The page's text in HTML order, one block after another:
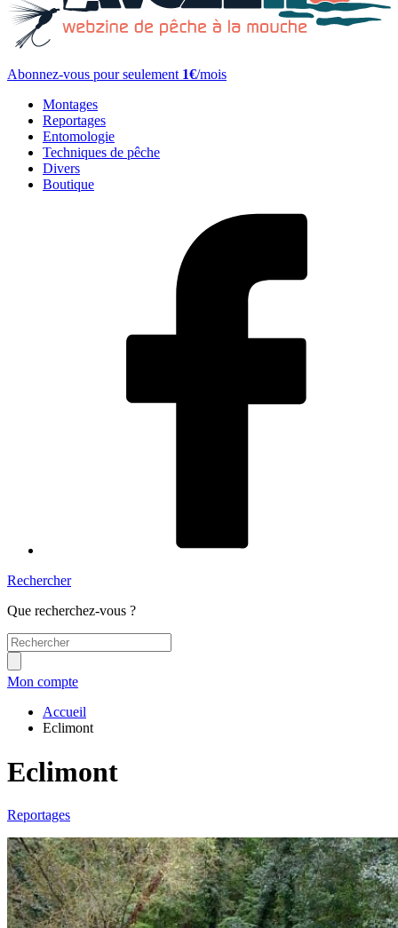
Abonnez-vous pour seulement 1€/mois
Montages
Reportages
Entomologie
Techniques de pêche
Divers
Boutique
Rechercher
Que recherchez-vous ?
Mon compte
Accueil
Eclimont
Eclimont
Reportages